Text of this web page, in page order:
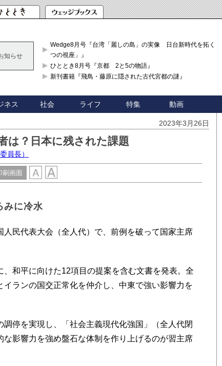
知らせ
Wedge8月号『台湾「麗しの島」の実像 日台新時代を拓く「3
つの視座」』
ひととき8月号『京都 2と5の物語』
新刊書籍『飛鳥・藤原に隠された古代宮都の謎』
ネス 社会 ライフ 特集 動画
2023年3月26日
は？日本に残された課題
員長）
刷画面
みに冷水
民代表大会（全人代）で、前例を破って国家主席
和平に向けた12項目の提案を含む文書を発表。全
イランの国交正常化を仲介し、中東で強い影響力を
停を実現し、「社会主義現代化強国」（全人代閉
影響力を強め盤石な体制を作り上げるのが習主席